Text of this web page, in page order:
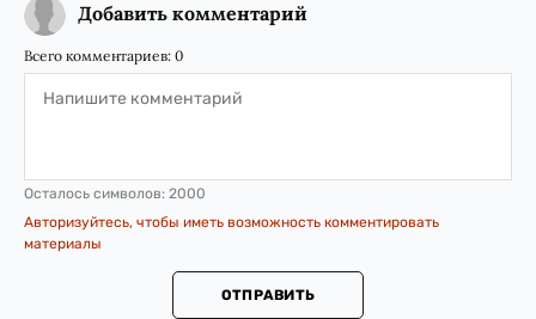
Добавить комментарий
Всего комментариев: 0
Осталось символов: 2000
Авторизуйтесь, чтобы иметь возможность комментировать
материалы
ОТПРАВИТЬ